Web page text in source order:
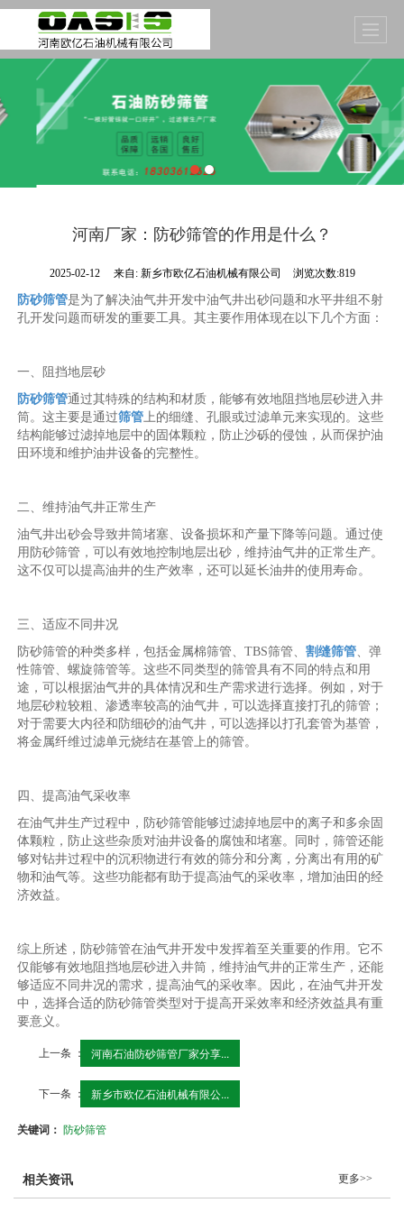
河南厂家：防砂筛管的作用是什么？
2025-02-12 来自: 新乡市欧亿石油机械有限公司 浏览次数:819
防砂筛管是为了解决油气井开发中油气井出砂问题和水平井组不射
孔开发问题而研发的重要工具。其主要作用体现在以下几个方面：
一、阻挡地层砂
防砂筛管通过其特殊的结构和材质，能够有效地阻挡地层砂进入井
筒。这主要是通过筛管上的细缝、孔眼或过滤单元来实现的。这些
结构能够过滤掉地层中的固体颗粒，防止沙砾的侵蚀，从而保护油
田环境和维护油井设备的完整性。
二、维持油气井正常生产
油气井出砂会导致井筒堵塞、设备损坏和产量下降等问题。通过使
用防砂筛管，可以有效地控制地层出砂，维持油气井的正常生产。
这不仅可以提高油井的生产效率，还可以延长油井的使用寿命。
三、适应不同井况
防砂筛管的种类多样，包括金属棉筛管、TBS筛管、割缝筛管、弹
性筛管、螺旋筛管等。这些不同类型的筛管具有不同的特点和用
途，可以根据油气井的具体情况和生产需求进行选择。例如，对于
地层砂粒较粗、渗透率较高的油气井，可以选择直接打孔的筛管；
对于需要大内径和防细砂的油气井，可以选择以打孔套管为基管，
将金属纤维过滤单元烧结在基管上的筛管。
四、提高油气采收率
在油气井生产过程中，防砂筛管能够过滤掉地层中的离子和多余固
体颗粒，防止这些杂质对油井设备的腐蚀和堵塞。同时，筛管还能
够对钻井过程中的沉积物进行有效的筛分和分离，分离出有用的矿
物和油气等。这些功能都有助于提高油气的采收率，增加油田的经
济效益。
综上所述，防砂筛管在油气井开发中发挥着至关重要的作用。它不
仅能够有效地阻挡地层砂进入井筒，维持油气井的正常生产，还能
够适应不同井况的需求，提高油气的采收率。因此，在油气井开发
中，选择合适的防砂筛管类型对于提高开采效率和经济效益具有重
要意义。
上一条 ： 河南石油防砂筛管厂家分享...
下一条 ： 新乡市欧亿石油机械有限公...
关键词：防砂筛管
相关资讯 更多>>